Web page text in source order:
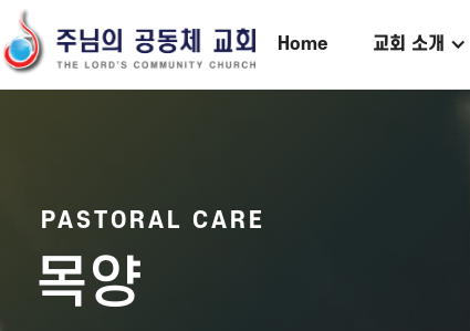
Home 교회 소개
PASTORAL CARE
목양